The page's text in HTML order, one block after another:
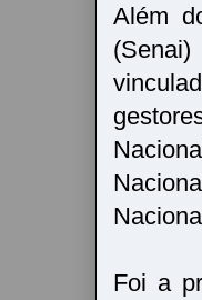
Além
Foi a